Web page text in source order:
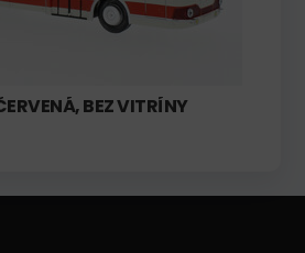
BEZ VITRÍNY